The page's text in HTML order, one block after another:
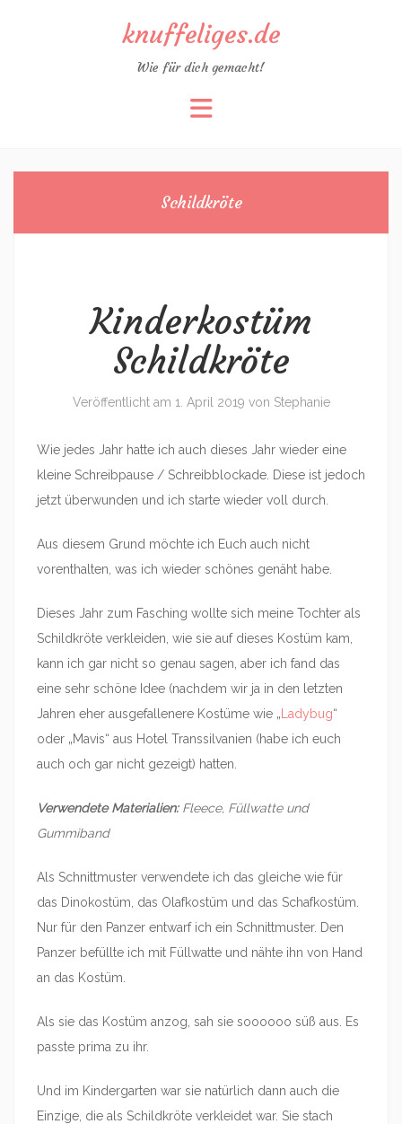
knuffeliges.de
Wie für dich gemacht!
Schildkröte
Kinderkostüm
Schildkröte
Veröffentlicht am 1. April 2019 von Stephanie
Wie jedes Jahr hatte ich auch dieses Jahr wieder eine
kleine Schreibpause / Schreibblockade. Diese ist jedoch
jetzt überwunden und ich starte wieder voll durch.
Aus diesem Grund möchte ich Euch auch nicht
vorenthalten, was ich wieder schönes genäht habe.
Dieses Jahr zum Fasching wollte sich meine Tochter als
Schildkröte verkleiden, wie sie auf dieses Kostüm kam,
kann ich gar nicht so genau sagen, aber ich fand das
eine sehr schöne Idee (nachdem wir ja in den letzten
Jahren eher ausgefallenere Kostüme wie „ Ladybug“
oder „Mavis“ aus Hotel Transsilvanien (habe ich euch
auch och gar nicht gezeigt) hatten.
Verwendete Materialien:Fleece, Füllwatte und
Gummiband
Als Schnittmuster verwendete ich das gleiche wie für
das Dinokostüm, das Olafkostüm und das Schafkostüm.
Nur für den Panzer entwarf ich ein Schnittmuster. Den
Panzer befüllte ich mit Füllwatte und nähte ihn von Hand
an das Kostüm.
Als sie das Kostüm anzog, sah sie soooooo süß aus. Es
passte prima zu ihr.
Und im Kindergarten war sie natürlich dann auch die
Einzige, die als Schildkröte verkleidet war. Sie stach